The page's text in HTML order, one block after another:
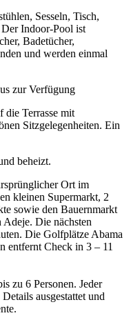
Sesseln, Tisch,
Der Indoor-Pool ist
Badetücher,
und werden einmal
zur Verfügung
die Terrasse mit
Sitzgelegenheiten. Ein
beheizt.
Ort im
kleinen Supermarkt, 2
sowie den Bauernmarkt
Die nächsten
Die Golfplätze Abama
entfernt Check in 3 – 11
zu 6 Personen. Jeder
ausgestattet und